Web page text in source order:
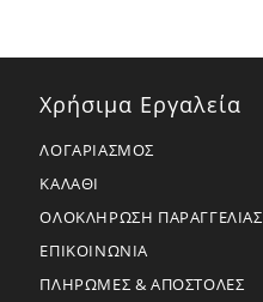
Χρήσιμα Εργαλεία
ΛΟΓΑΡΙΑΣΜΟΣ
ΚΑΛΑΘΙ
ΟΛΟΚΛΗΡΩΣΗ ΠΑΡΑΓΓΕΛΙΑΣ
ΕΠΙΚΟΙΝΩΝΙΑ
ΠΛΗΡΩΜΕΣ & ΑΠΟΣΤΟΛΕΣ